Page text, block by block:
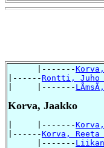
      |-------
|------Rontti, Juho
|     |-------
Korva, Jaakko
|     |-------
|------Korva,
      |-------